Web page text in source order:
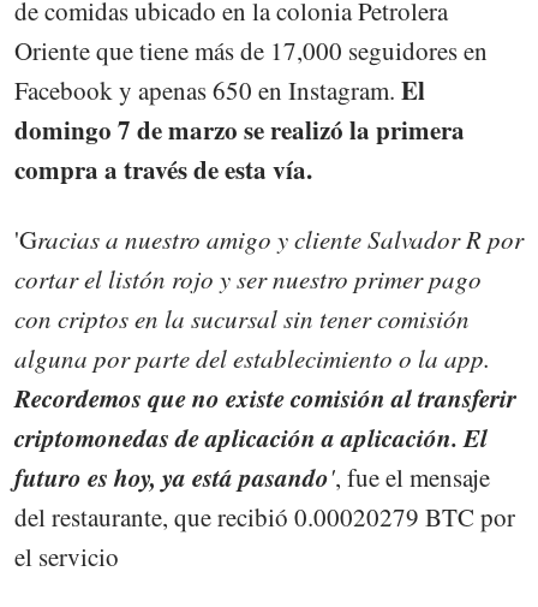
de comidas ubicado en la colonia Petrolera
Oriente que tiene más de 17,000 seguidores en
Facebook y apenas 650 en Instagram. El
domingo 7 de marzo se realizó la primera
compra a través de esta vía.
'Gracias a nuestro amigo y cliente Salvador R por
cortar el listón rojo y ser nuestro primer pago
con criptos en la sucursal sin tener comisión
alguna por parte del establecimiento o la app.
Recordemos que no existe comisión al transferir
criptomonedas de aplicación a aplicación. El
futuro es hoy, ya está pasando', fue el mensaje
del restaurante, que recibió 0.00020279 BTC por
el servicio